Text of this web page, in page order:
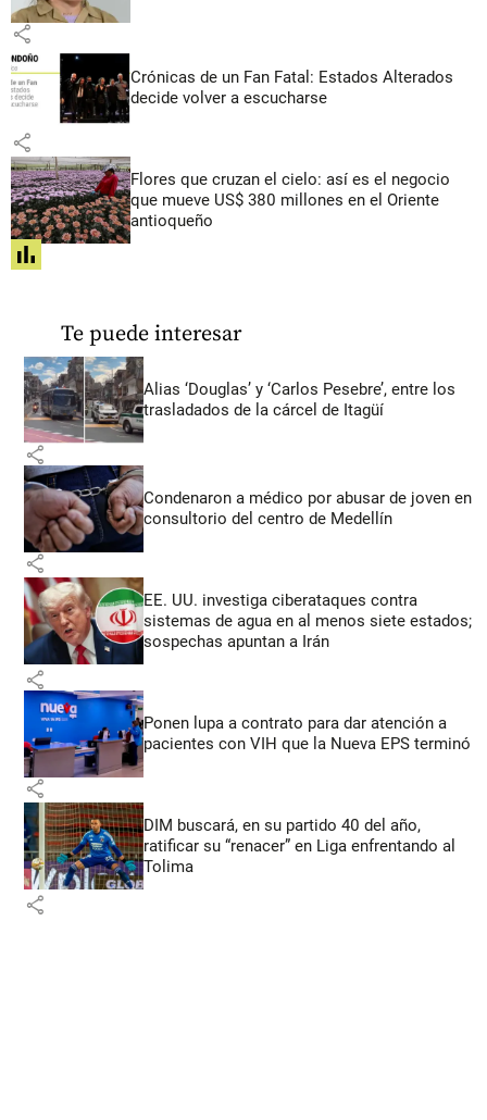
share
Crónicas de un Fan Fatal: Estados Alterados
decide volver a escucharse
share
Flores que cruzan el cielo: así es el negocio
que mueve US$ 380 millones en el Oriente
antioqueño
share
Te puede interesar
Alias ‘Douglas’ y ‘Carlos Pesebre’, entre los
trasladados de la cárcel de Itagüí
share
Condenaron a médico por abusar de joven en
consultorio del centro de Medellín
share
EE. UU. investiga ciberataques contra
sistemas de agua en al menos siete estados;
sospechas apuntan a Irán
share
Ponen lupa a contrato para dar atención a
pacientes con VIH que la Nueva EPS terminó
share
DIM buscará, en su partido 40 del año,
ratificar su “renacer” en Liga enfrentando al
Tolima
share